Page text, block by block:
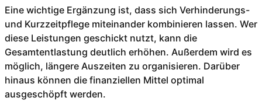
Eine wichtige Ergänzung ist, dass sich Verhinderungs-
und Kurzzeitpflege miteinander kombinieren lassen. Wer
diese Leistungen geschickt nutzt, kann die
Gesamtentlastung deutlich erhöhen. Außerdem wird es
möglich, längere Auszeiten zu organisieren. Darüber
hinaus können die finanziellen Mittel optimal
ausgeschöpft werden.